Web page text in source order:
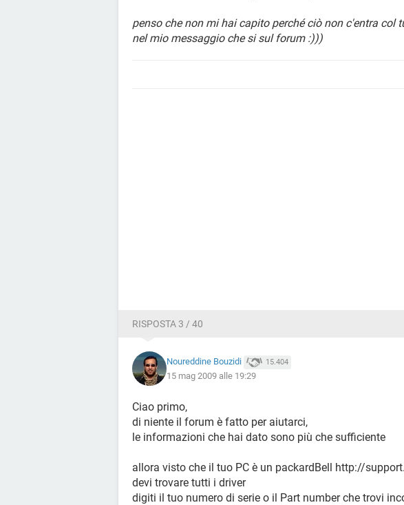
penso che non mi hai capito perché ciò non c'entra col
nel mio messaggio che si sul forum :)))
RISPOSTA 3 / 40
Noureddine Bouzidi 15.404
15 mag 2009 alle 19:29
Ciao primo,
di niente il forum è fatto per aiutarci,
le informazioni che hai dato sono più che sufficiente
allora visto che il tuo PC è un packardBell http://
devi trovare tutti i driver
digiti il tuo numero di serie o il Part number che trovi